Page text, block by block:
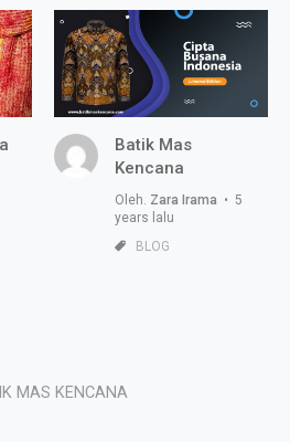
Batik Mas
Kencana
Oleh. Zara Irama • 5
years lalu
BLOG
MAS KENCANA